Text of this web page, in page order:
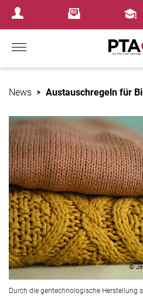
Login MenuNewsletter
News Austauschregeln für
©
Durch die gentechnologische Herstellung